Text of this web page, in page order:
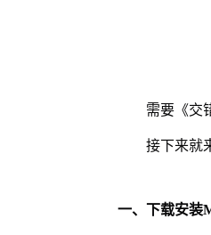
需要《交
接下来就
一、下载安装